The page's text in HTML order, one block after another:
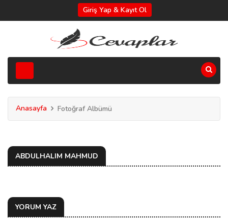
Giriş Yap & Kayıt Ol
Anasayfa Fotoğraf Albümü
ABDULHALIM MAHMUD
YORUM YAZ